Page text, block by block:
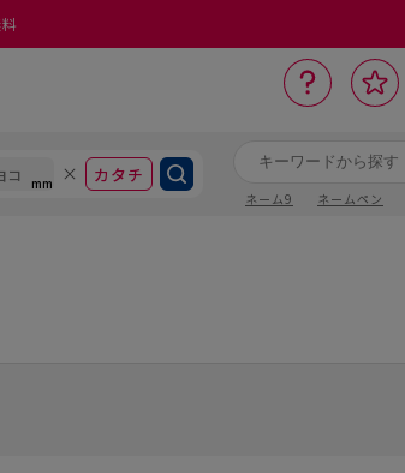
カタチ
ネーム9 ネームペン
サ
ポ
ト
ー お
気
に
入
り